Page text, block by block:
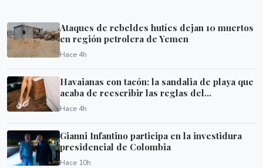
Ataques de rebeldes hutíes dejan 10 muertos
en región petrolera de Yemen
Hace 4h
Havaianas con tacón: la sandalia de playa que
acaba de reescribir las reglas del...
Hace 4h
Gianni Infantino participa en la investidura
presidencial de Colombia
Hace 10h